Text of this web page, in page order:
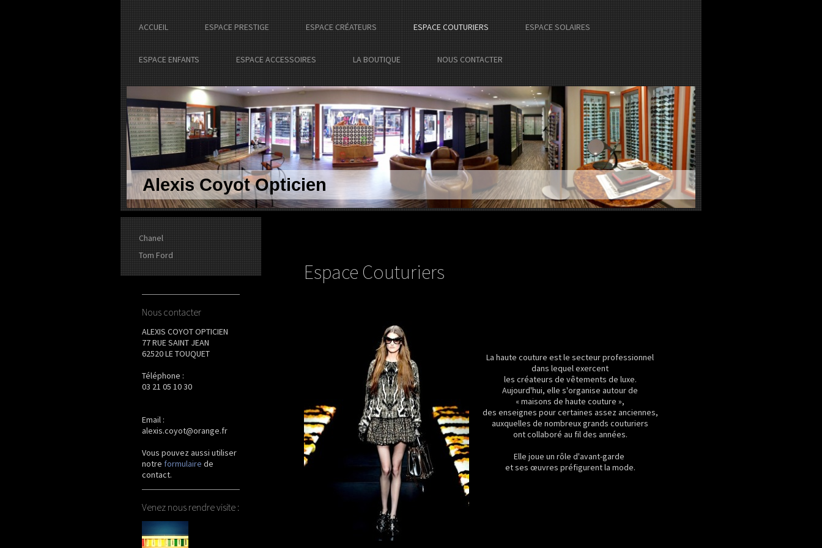
ACCUEIL ESPACE PRESTIGE ESPACE CRÉATEURS ESPACE COUTURIERS ESPACE SOLAIRES
ESPACE ENFANTS ESPACE ACCESSOIRES LA BOUTIQUE NOUS CONTACTER
Alexis Coyot Opticien
Chanel
Tom Ford
Nous contacter
ALEXIS COYOT OPTICIEN
77 RUE SAINT JEAN
62520 LE TOUQUET
Téléphone :
03 21 05 10 30
Email :
alexis.coyot@orange.fr
Vous pouvez aussi utiliser
notre formulaire de
contact.
Venez nous rendre visite :
Espace Couturiers
La haute couture est le secteur professionnel
dans lequel exercent
les créateurs de vêtements de luxe.
Aujourd'hui, elle s'organise autour de
« maisons de haute couture »,
des enseignes pour certaines assez anciennes,
auxquelles de nombreux grands couturiers
ont collaboré au fil des années.
Elle joue un rôle d'avant-garde
et ses œuvres préfigurent la mode.